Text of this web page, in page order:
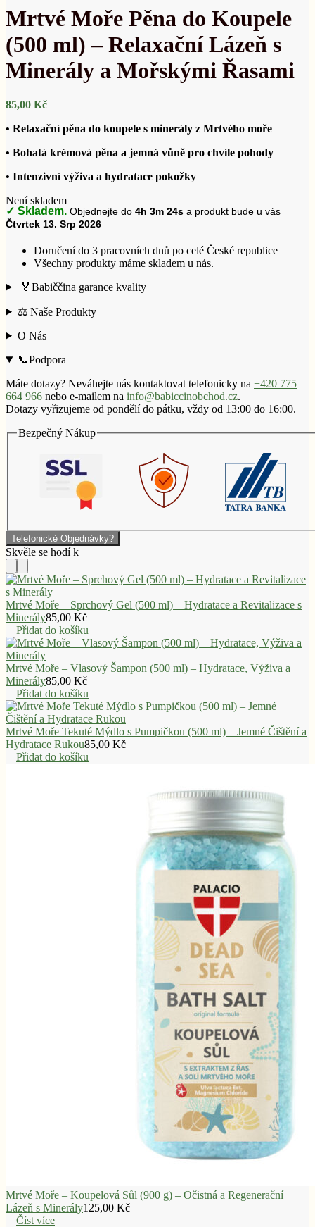
Mrtvé Moře Pěna do Koupele
(500 ml) – Relaxační Lázeň s
Minerály a Mořskými Řasami
85,00 Kč
• Relaxační pěna do koupele s minerály z Mrtvého moře
• Bohatá krémová pěna a jemná vůně pro chvíle pohody
• Intenzivní výživa a hydratace pokožky
Není skladem
✓ Skladem. Objednejte do 4h 3m 23s a produkt bude u vás
Čtvrtek 13. Srp 2026
Doručení do 3 pracovních dnů po celé České republice
Všechny produkty máme skladem u nás.
🏅Babiččina garance kvality
⚖️ Naše Produkty
O Nás
📞Podpora
Máte dotazy? Neváhejte nás kontaktovat telefonicky na +420 775
664 966 nebo e-mailem na info@babiccinobchod.cz.
Dotazy vyřizujeme od pondělí do pátku, vždy od 13:00 do 16:00.
Bezpečný Nákup
Telefonické Objednávky?
Mrtvé Moře – Sprchový Gel (500 ml) – Hydratace a Revitalizace s
Minerály85,00 Kč
Přidat do košíku
Mrtvé Moře – Vlasový Šampon (500 ml) – Hydratace, Výživa a
Minerály85,00 Kč
Přidat do košíku
Mrtvé Moře Tekuté Mýdlo s Pumpičkou (500 ml) – Jemné Čištění a
Hydratace Rukou85,00 Kč
Přidat do košíku
Mrtvé Moře – Koupelová Sůl (900 g) – Očistná a Regenerační
Lázeň s Minerály125,00 Kč
Číst více